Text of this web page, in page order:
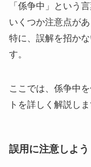
「係争中」という
いくつか注意点があ
特に、誤解を招か
す。
ここでは、係争中
トを詳しく解説しま
誤用に注意しよう